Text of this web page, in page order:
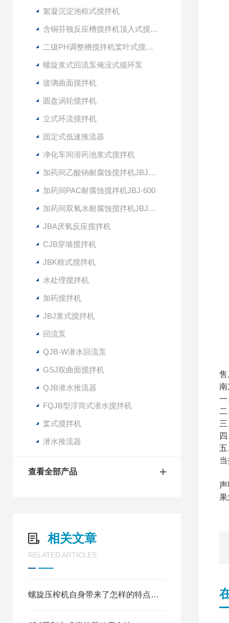
絮凝沉淀池框式搅拌机
含铜芬顿反应槽搅拌机顶入式搅拌器
二级PH调整槽搅拌机桨叶式搅拌器
螺旋浆式回流泵俺没式循环泵
玻璃曲面搅拌机
圆盘涡轮搅拌机
立式环流搅拌机
固定式低速推流器
净化车间溶药池浆式搅拌机
加药间乙酸钠耐腐蚀搅拌机JBJ-400
加药间PAC耐腐蚀搅拌机JBJ-600
加药间双氧水耐腐蚀搅拌机JBJ-300
JBA厌氧反应搅拌机
CJB穿墙搅拌机
JBK框式搅拌机
水处理搅拌机
加药搅拌机
JBJ浆式搅拌机
回流泵
QJB-W潜水回流泵
GSJ双曲面搅拌机
QJB潜水推流器
FQJB型浮筒式潜水搅拌机
桨式搅拌机
潜水推流器
查看全部产品
相关文章
RELATED ARTICLES
螺旋压榨机自身带来了怎样的特点呢？
售
南
一
声
果